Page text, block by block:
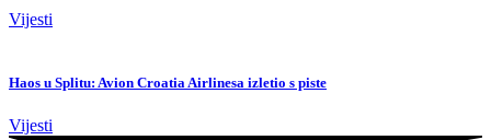
Vijesti
Haos u Splitu: Avion Croatia Airlinesa izletio s piste
Vijesti